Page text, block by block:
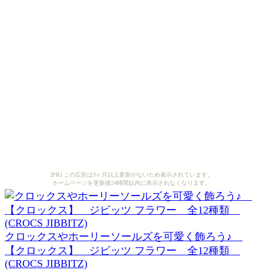
[PR] この広告は3ヶ月以上更新がないため表示されています。
ホームページを更新後24時間以内に表示されなくなります。
クロックスやホーリーソールズを可愛く飾ろう♪
【クロックス】 ジビッツ フラワー 全12種類
(CROCS JIBBITZ)